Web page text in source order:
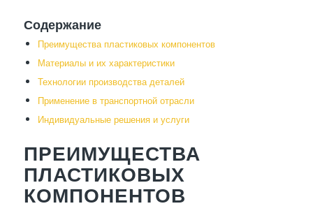
Содержание
Преимущества пластиковых компонентов
Материалы и их характеристики
Технологии производства деталей
Применение в транспортной отрасли
Индивидуальные решения и услуги
ПРЕИМУЩЕСТВА
ПЛАСТИКОВЫХ
КОМПОНЕНТОВ